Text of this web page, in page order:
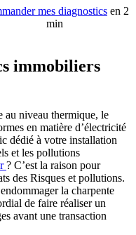
mes diagnostics en 2
min
immobiliers
au niveau thermique, le
en matière d’électricité
dédié à votre installation
et les pollutions
? C’est la raison pour
des Risques et pollutions.
la charpente
de faire réaliser un
avant une transaction